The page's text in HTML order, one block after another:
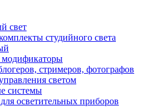
свет
студийного света
стримеров, фотографов
светом
системы
осветительных приборов